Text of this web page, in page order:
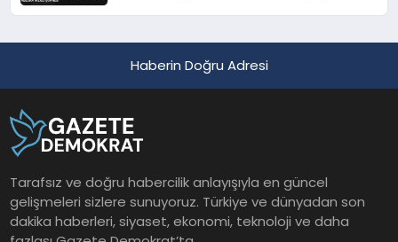
Haberin Doğru Adresi
Tarafsız ve doğru habercilik anlayışıyla en güncel
gelişmeleri sizlere sunuyoruz. Türkiye ve dünyadan son
dakika haberleri, siyaset, ekonomi, teknoloji ve daha